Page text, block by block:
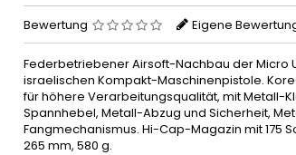
Bewertung Eigene
Federbetriebener Airsoft-Nachbau der Micro
israelischen Kompakt-Maschinenpistole.
für höhere Verarbeitungsqualität, mit Metall-
Spannhebel, Metall-Abzug und Sicherheit,
Fangmechanismus. Hi-Cap-Magazin mit 175
265 mm, 580 g.